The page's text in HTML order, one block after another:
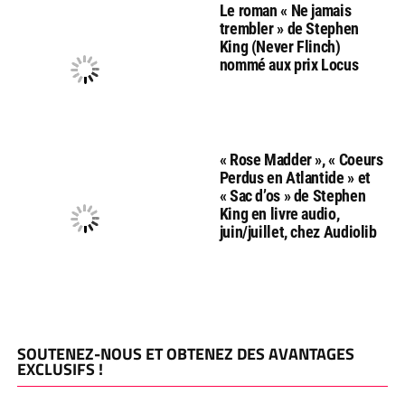
Le roman « Ne jamais
trembler » de Stephen
King (Never Flinch)
nommé aux prix Locus
« Rose Madder », « Coeurs
Perdus en Atlantide » et
« Sac d’os » de Stephen
King en livre audio,
juin/juillet, chez Audiolib
SOUTENEZ-NOUS ET OBTENEZ DES AVANTAGES
EXCLUSIFS !